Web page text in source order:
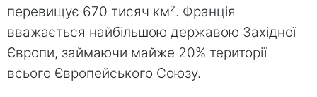
перевищує 670 тисяч км². Франція
вважається найбільшою державою Західної
Європи, займаючи майже 20% території
всього Європейського Союзу.